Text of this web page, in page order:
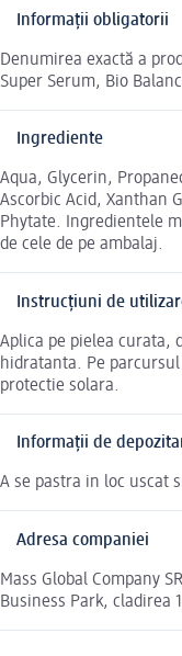
Informații obligatorii
Denumirea exactă a
Super Serum, Bio
Ingrediente
Aqua, Glycerin,
Ascorbic Acid, Xanthan
Phytate. Ingredientele
de cele de pe ambalaj.
Instrucțiuni de
Aplica pe pielea curata,
hidratanta. Pe
protectie solara.
Informații de
A se pastra in loc uscat
Adresa companiei
Mass Global Company
Business Park, cladirea